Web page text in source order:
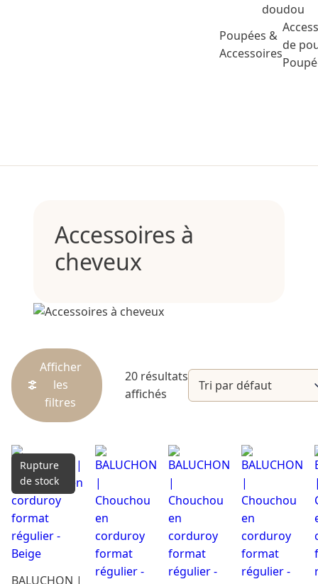
doudou
Poupées &
Accessoires
de
Accessoires à
cheveux
Afficher
les
filtres
20 résultats
affichés
Catégories
Cadeaux &
Occasions
Carte
Cadeau
Dodo &
Rupture
de stock
BALUCHON |